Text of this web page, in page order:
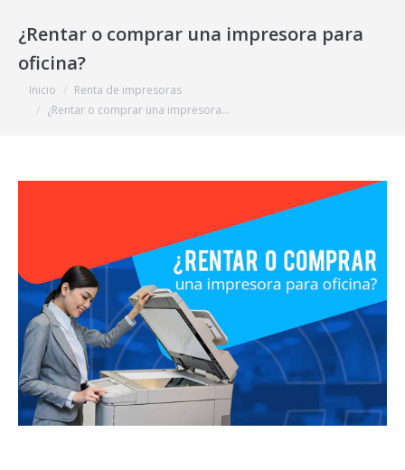
¿Rentar o comprar una impresora para
oficina?
Estás aquí:
Inicio
Renta de impresoras
¿Rentar o comprar una impresora…